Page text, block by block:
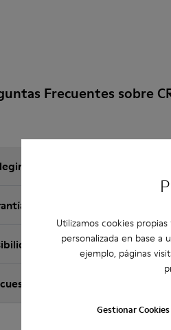
Utilizamos cookies
personalizada en base a
ejemplo, páginas
Gestionar Cookies
Frecuentes sobre
zapatos Camper de la talla
tienen los CRCLR para
de devolución en
el envío de los CRCLR para